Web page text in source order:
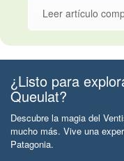
Leer artículo
¿Listo para
Queulat?
Descubre la magia del
mucho más. Vive una
Patagonia.